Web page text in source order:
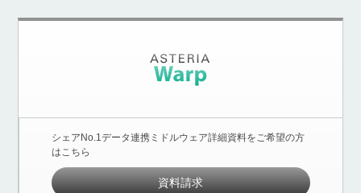
シェアNo.1データ連携ミドルウェア詳細資料をご希望の方
はこちら
資料請求